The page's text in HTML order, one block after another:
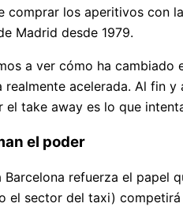
comprar los aperitivos con
Madrid desde 1979.
a ver cómo ha cambiado
realmente acelerada. Al fin
el take away es lo que
el poder
Barcelona refuerza el papel
el sector del taxi)